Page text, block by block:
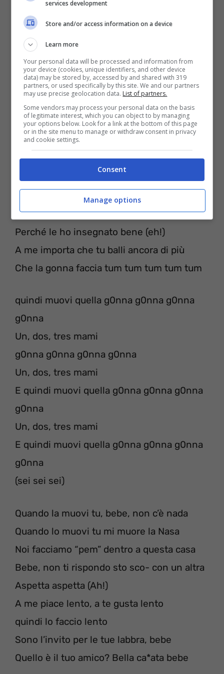
G0nna g0nna g0nna g0nna
Un, dos, tres mami
G0nna g0nna g0nna g0nna
Un, dos, tres mami
Si, lei lo muove bene (eh!)
Perché le ho insegnato bene (eh!)
A me importa che tu balli ancora di più
Che la gonna faccia tum tum tum tum tum
quindi muovi quella g0nna g0nna g0nna
g0nna
Un, dos, tres mami
g0nna g0nna g0nna g0nna
Un, dos, tres mami
E quindi muovi quella g0nna g0nna g0nna
g0nna
Un, dos, tres mami
E quindi muovi quella g0nna g0nna g0nna
g0nna
(sei sei sei)
Quando la muovi tu, bebe, non c’è nada
Quando lo muovi tu mi muore la Nasa
Noi facciamo “pem” dentro a questa casa
Bebe, non ti rispondo sto sco- con un altra
Aspetta aspetta (Ah!)
A me piace lento, a te gusta lento
quindi lo faccio lento
Sono l’invito per le tue labbra, bebe
Quello è il tuo amico? Bella ca*ata bebe
services development
Store and/or access information on a device
Learn more
Your personal data will be processed and information from
your device (cookies, unique identifiers, and other device
data) may be stored by, accessed by and shared with 319
partners, or used specifically by this site. We and our partners
may use precise geolocation data. List of partners.
Some vendors may process your personal data on the basis
of legitimate interest, which you can object to by managing
your options below. Look for a link at the bottom of this page
or in the site menu to manage or withdraw consent in privacy
and cookie settings.
Consent
Manage options